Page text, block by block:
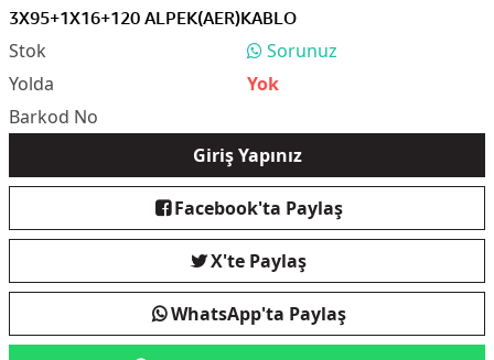
3X95+1X16+120 ALPEK(AER)KABLO
Sorunuz
Yok
Giriş Yapınız
Facebook'ta Paylaş
X'te Paylaş
WhatsApp'ta Paylaş